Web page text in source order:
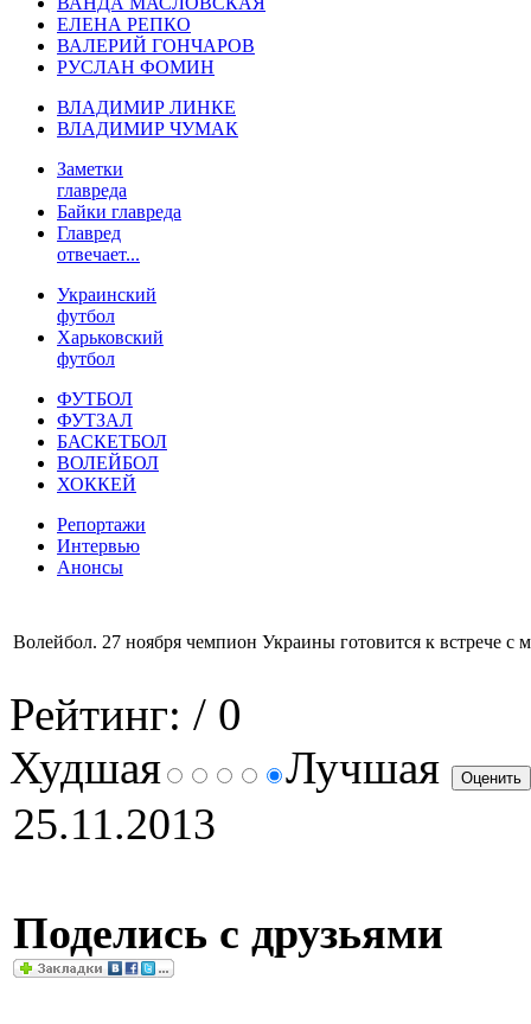
ЕЛЕНА РЕПКО
ВАЛЕРИЙ ГОНЧАРОВ
РУСЛАН ФОМИН
ВЛАДИМИР ЛИНКЕ
ВЛАДИМИР ЧУМАК
Заметки
главреда
Байки главреда
Главред
отвечает...
Украинский
футбол
Харьковский
футбол
ФУТБОЛ
ФУТЗАЛ
БАСКЕТБОЛ
ВОЛЕЙБОЛ
ХОККЕЙ
Репортажи
Интервью
Анонсы
Волейбол. 27 ноября чемпион Украины готовится к встрече
Рейтинг: / 0
Худшая
Лучшая
25.11.2013
Поделись с друзьями